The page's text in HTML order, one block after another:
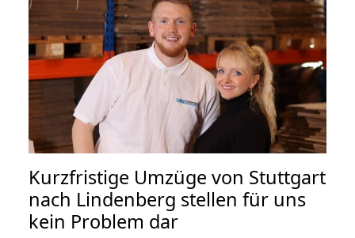
Kurzfristige Umzüge von Stuttgart
nach Lindenberg stellen für uns
kein Problem dar